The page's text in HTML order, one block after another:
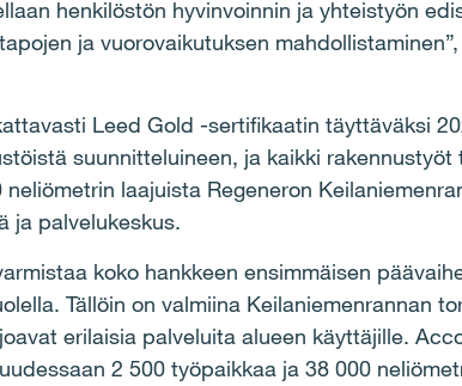
henkilöstön hyvinvoinnin ja yhteistyön
ja vuorovaikutuksen
Leed Gold -sertifikaatin täyttäväksi
suunnitteluineen, ja kaikki
laajuista Regeneron
ja palvelukeskus.
koko hankkeen ensimmäisen
Tällöin on valmiina Keilaniemenrannan
erilaisia palveluita alueen käyttäjille.
2 500 työpaikkaa ja 38 000